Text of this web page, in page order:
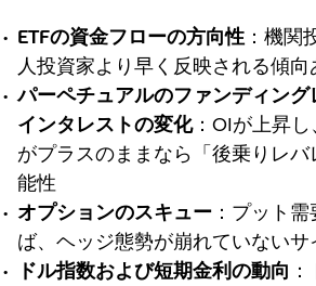
ETFの資金フローの方向性 ：機関
人投資家より早く反映される傾向
パーペチュアルのファンディン
インタレストの変化：OIが上昇
がプラスのままなら「後乗りレ
能性
オプションのスキュー ：プット
ば、ヘッジ態勢が崩れていないサ
ドル指数および短期金利の動向